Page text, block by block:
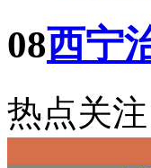
08西宁
热点关注